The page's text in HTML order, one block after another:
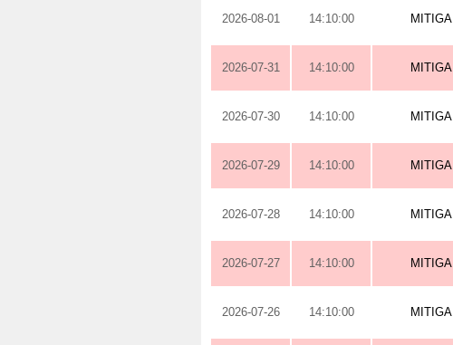
2026-08-01 14:10:00 MITIGA
2026-07-31 14:10:00 MITIGA
2026-07-30 14:10:00 MITIGA
2026-07-29 14:10:00 MITIGA
2026-07-28 14:10:00 MITIGA
2026-07-27 14:10:00 MITIGA
2026-07-26 14:10:00 MITIGA